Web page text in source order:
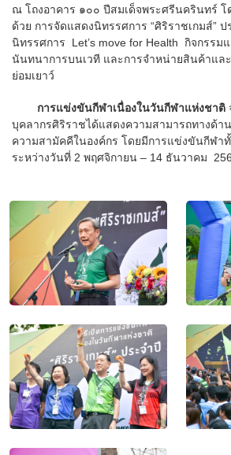
ณ โถงอาคาร ๑๐๐ ปีสมเด็จพระศรีนครินทร์ โ
ด้วย การจัดแสดงนิทรรศการ “ศิริราชเกมส์”
นิทรรศการ Let’s move for Health กิจกรรม
นันทนาการบนเวที และการจำหน่ายสินค้าแล
ย่อมเยาว์
การแข่งขันกีฬาเนื่องในวันกีฬาแห่งชาติ
บุคลากรศิริราชได้แสดงความสามารถทางด้า
ความสามัคคีในองค์กร โดยมีการแข่งขันกีฬา
ระหว่างวันที่ 2 พฤศจิกายน – 14 ธันวาคม